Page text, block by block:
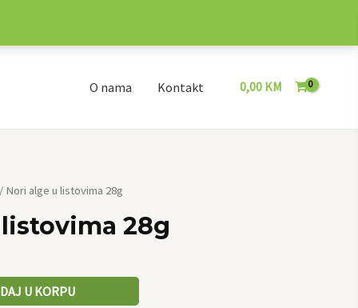
O nama Kontakt 0,00 KM
Nori alge u listovima 28g
28g
U KORPU